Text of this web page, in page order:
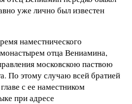
уже лично был известен
наместнического
отца Вениамина,
московскою паствою
По этому случаю всей братией
с ее наместником
при адресе